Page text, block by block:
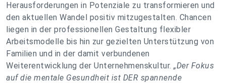
Herausforderungen in Potenziale zu transformieren und
den aktuellen Wandel positiv mitzugestalten. Chancen
liegen in der professionellen Gestaltung flexibler
Arbeitsmodelle bis hin zur gezielten Unterstützung von
Familien und in der damit verbundenen
Weiterentwicklung der Unternehmenskultur. „Der Fokus
auf die mentale Gesundheit ist DER spannende